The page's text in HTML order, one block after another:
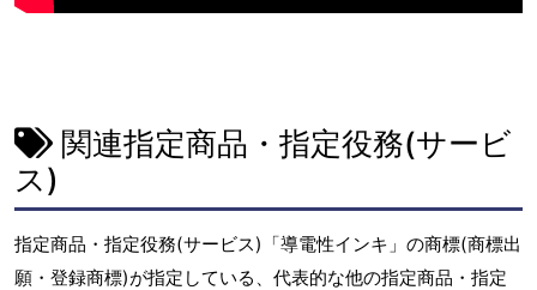
関連指定商品・指定役務(サービ
ス)
指定商品・指定役務(サービス)「導電性インキ」の商標(商標出
願・登録商標)が指定している、代表的な他の指定商品・指定